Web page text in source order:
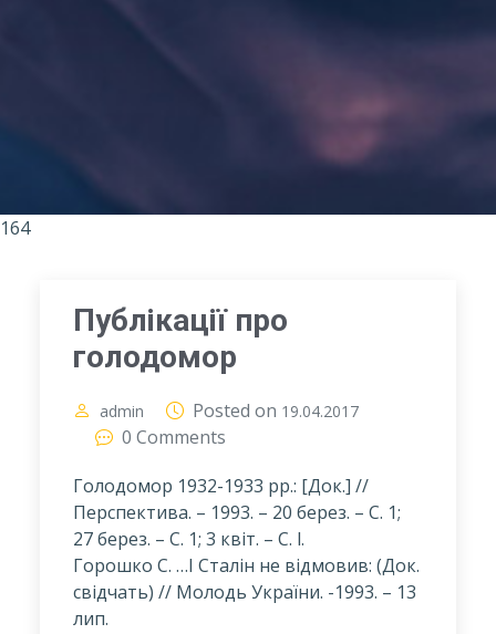
164
Публікації про
голодомор
admin Posted on 19.04.2017
0 Comments
Голодомор 1932-1933 pp.: [Док.] //
Перспектива. – 1993. – 20 берез. – С. 1;
27 берез. – С. 1; 3 квіт. – С. l.
Горошко С. …І Сталін не відмовив: (Док.
свідчать) // Молодь України. -1993. – 13
лип.